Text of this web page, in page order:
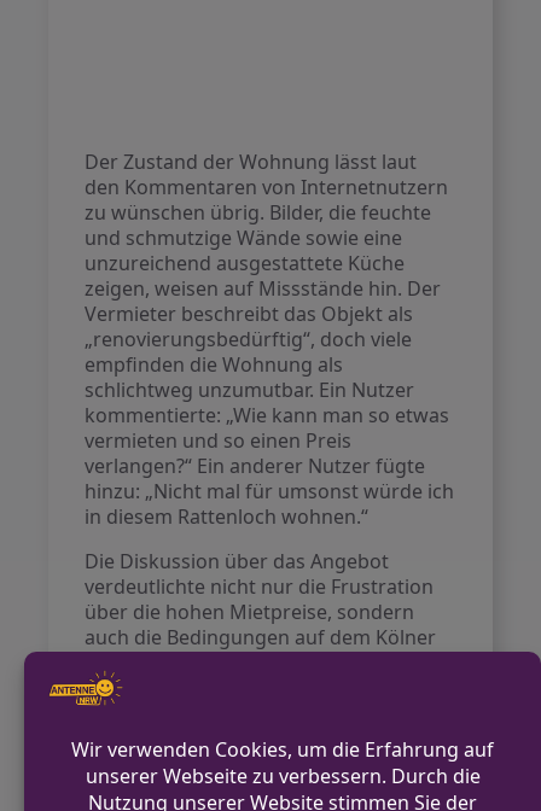
Der Zustand der Wohnung lässt laut
den Kommentaren von Internetnutzern
zu wünschen übrig. Bilder, die feuchte
und schmutzige Wände sowie eine
unzureichend ausgestattete Küche
zeigen, weisen auf Missstände hin. Der
Vermieter beschreibt das Objekt als
„renovierungsbedürftig“, doch viele
empfinden die Wohnung als
schlichtweg unzumutbar. Ein Nutzer
kommentierte: „Wie kann man so etwas
vermieten und so einen Preis
verlangen?“ Ein anderer Nutzer fügte
hinzu: „Nicht mal für umsonst würde ich
in diesem Rattenloch wohnen.“
Die Diskussion über das Angebot
verdeutlichte nicht nur die Frustration
über die hohen Mietpreise, sondern
auch die Bedingungen auf dem Kölner
„Haifischbecken“ bezeichnet wird. Trotz
der negativen Rückmeldungen gibt es
Zweifel daran, dass die Wohnung lange
unvermietet bleibt. Ein Kommentator
prognostizierte, dass der